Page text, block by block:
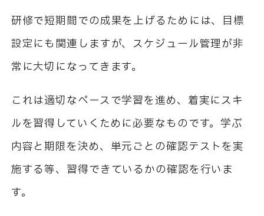
研修で短期間での成果を上げるためには、目標
設定にも関連しますが、スケジュール管理が非
常に大切になってきます。
これは適切なペースで学習を進め、着実にスキ
ルを習得していくために必要なものです。学ぶ
内容と期限を決め、単元ごとの確認テストを実
施する等、習得できているかの確認を行いま
す。